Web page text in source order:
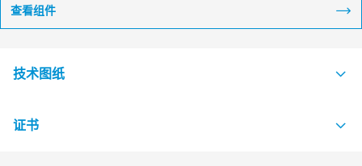
查看组件
技术图纸
S1570419 FLAMEPLUS 6X1 ASSEMBLY
证书